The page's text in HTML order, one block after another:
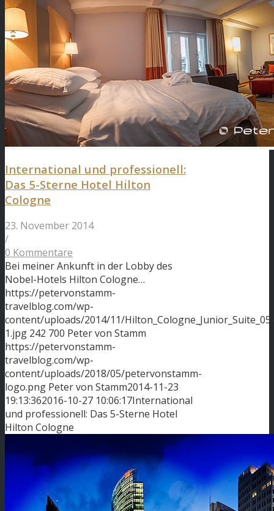
International und professionell:
Das 5-Sterne Hotel Hilton
Cologne
23. November 2014
/
0 Kommentare
Bei meiner Ankunft in der Lobby des
Nobel-Hotels Hilton Cologne…
https://petervonstamm-
travelblog.com/wp-
content/uploads/2014/11/Hilton_Cologne_Junior_Suite_05-
1.jpg 242 700 Peter von Stamm
https://petervonstamm-
travelblog.com/wp-
content/uploads/2018/05/petervonstamm-
logo.png Peter von Stamm2014-11-23
19:13:362016-10-27 10:06:17International
und professionell: Das 5-Sterne Hotel
Hilton Cologne